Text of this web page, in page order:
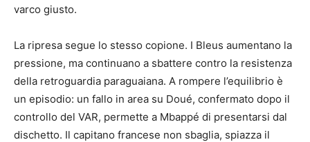
varco giusto.
La ripresa segue lo stesso copione. I Bleus aumentano la
pressione, ma continuano a sbattere contro la resistenza
della retroguardia paraguaiana. A rompere l’equilibrio è
un episodio: un fallo in area su Doué, confermato dopo il
controllo del VAR, permette a Mbappé di presentarsi dal
dischetto. Il capitano francese non sbaglia, spiazza il